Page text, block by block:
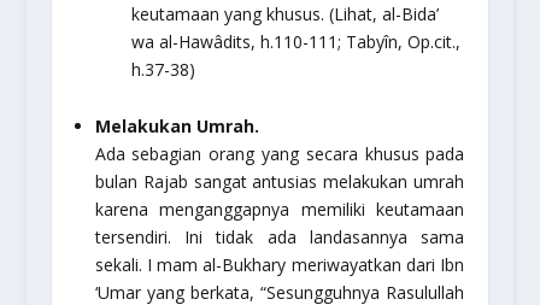
keutamaan yang khusus. (Lihat, al-Bida’
wa al-Hawâdits, h.110-111; Tabyîn, Op.cit.,
h.37-38)
Melakukan Umrah.
Ada sebagian orang yang secara khusus pada
bulan Rajab sangat antusias melakukan umrah
karena menganggapnya memiliki keutamaan
tersendiri. Ini tidak ada landasannya sama
sekali. I mam al-Bukhary meriwayatkan dari Ibn
‘Umar yang berkata, “Sesungguhnya Rasulullah